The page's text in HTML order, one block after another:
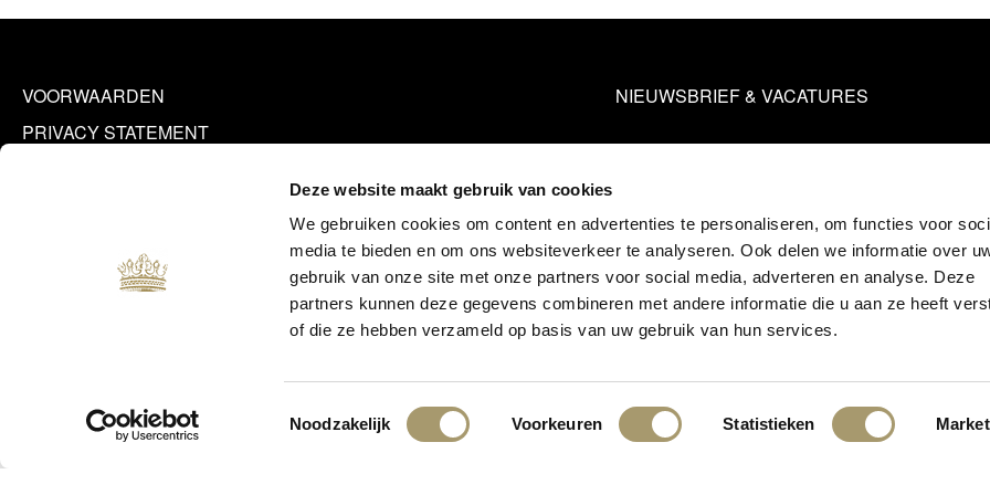
Deze website maakt gebruik van cookies
We gebruiken cookies om content en advertenties te personaliseren, om functies voor
media te bieden en om ons websiteverkeer te analyseren. Ook delen we informatie over
gebruik van onze site met onze partners voor social media, adverteren en analyse. Deze
partners kunnen deze gegevens combineren met andere informatie die u aan ze heeft
of die ze hebben verzameld op basis van uw gebruik van hun services.
Toestemmingsselectie
Noodzakelijk Voorkeuren Statistieken
VOORWAARDEN
PRIVACY STATEMENT
NIEUWSBRIEF & VACATURES
WERKEN BIJ LATOUR
© Copyright 2026 Privacy statement|Voorwaarden